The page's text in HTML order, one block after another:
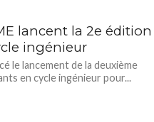
lancent la 2e édition
ingénieur
le lancement de la deuxième
en cycle ingénieur pour...